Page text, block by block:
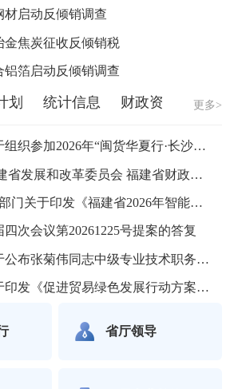
材启动反倾销调查
金焦炭征收反倾销税
铝箔启动反倾销调查
划 统计信息 财政资金 人事
更多>
福建省商务厅关于组织参加2026年“闽货华夏行·长沙站”展销活动的通知
福建省商务厅 福建省发展和改革委员会 福建省财政厅关于扩大2026年智能家居产品购新补贴品类的公告
福建省商务厅等4部门关于印发《福建省2026年智能家居产品购新补贴实施细则》的通知
次会议第20261225号提案的答复
福建省商务厅关于公布张菊伟同志中级专业技术职务任职资格的通知
福建省商务厅关于印发《促进贸易绿色发展行动方案》的通知
省厅领导